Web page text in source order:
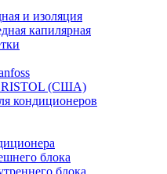
и изоляция
капилярная
(США)
кондиционеров
блока
блока